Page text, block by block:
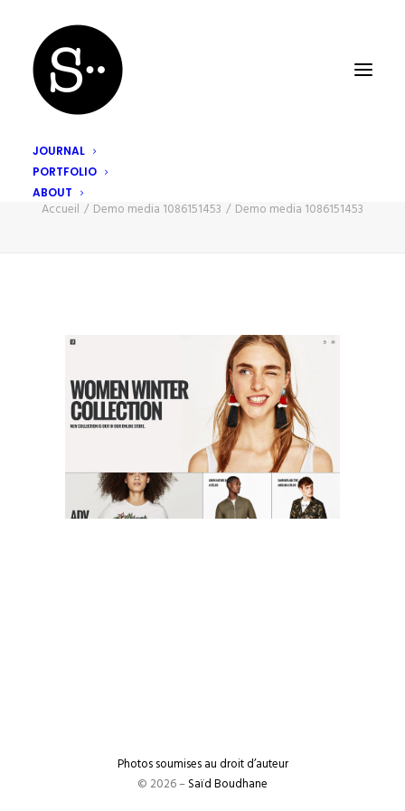
JOURNAL
PORTFOLIO
ABOUT
Accueil Demo media 1086151453 Demo media 1086151453
Photos soumises au droit d’auteur
© 2026 –Saïd Boudhane